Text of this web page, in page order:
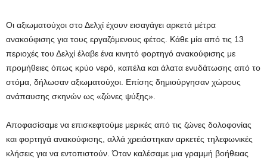
Οι αξιωματούχοι στο Δελχί έχουν εισαγάγει αρκετά μέτρα
ανακούφισης για τους εργαζόμενους φέτος. Κάθε μία από τις 13
περιοχές του Δελχί έλαβε ένα κινητό φορτηγό ανακούφισης με
προμήθειες όπως κρύο νερό, καπέλα και άλατα ενυδάτωσης από το
στόμα, δήλωσαν αξιωματούχοι. Επίσης δημιούργησαν χώρους
ανάπαυσης σκηνών ως «ζώνες ψύξης».
Αποφασίσαμε να επισκεφτούμε μερικές από τις ζώνες δολοφονίας
και φορτηγά ανακούφισης, αλλά χρειάστηκαν αρκετές τηλεφωνικές
κλήσεις για να εντοπιστούν. Όταν καλέσαμε μια γραμμή βοήθειας